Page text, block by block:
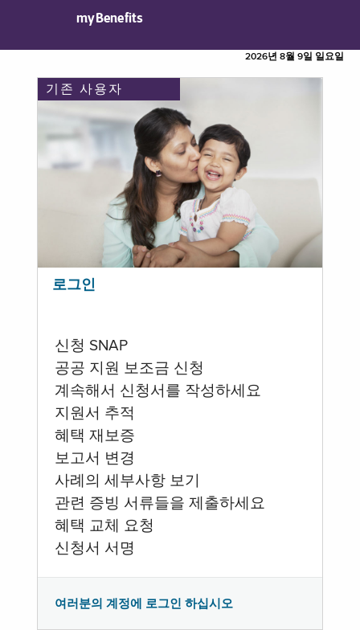
myBenefits
2026년 8월 9일 일요일
기존 사용자
로그인
신청 SNAP
공공 지원 보조금 신청
계속해서 신청서를 작성하세요
지원서 추적
혜택 재보증
보고서 변경
사례의 세부사항 보기
관련 증빙 서류들을 제출하세요
혜택 교체 요청
신청서 서명
여러분의 계정에 로그인 하십시오